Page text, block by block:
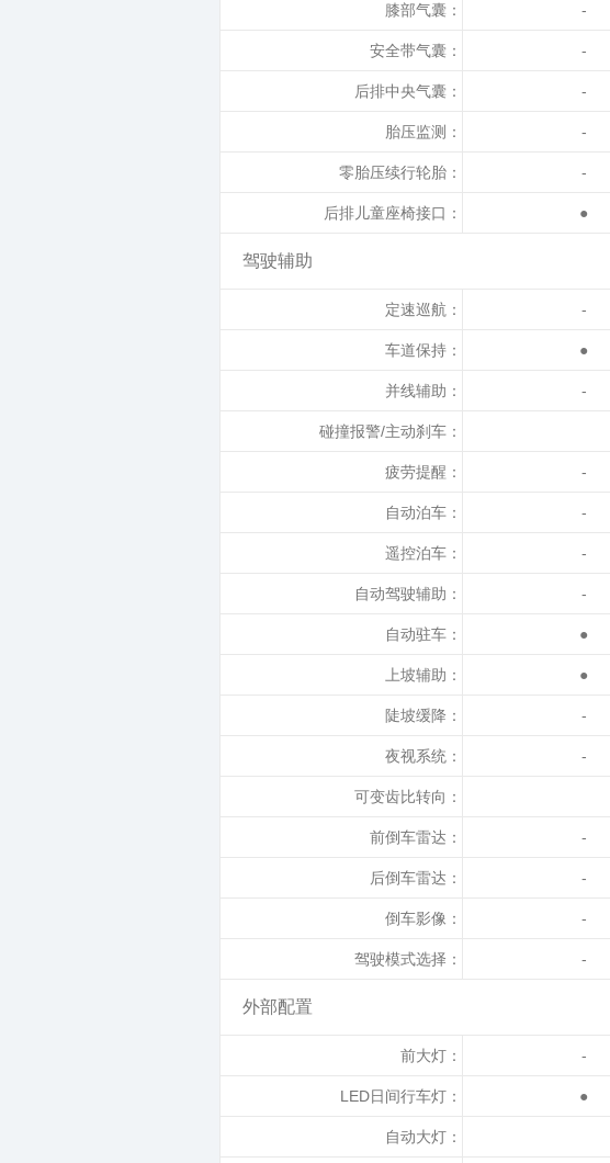
膝部气囊： -
安全带气囊： -
后排中央气囊： -
胎压监测： -
零胎压续行轮胎： -
后排儿童座椅接口： ●
驾驶辅助
定速巡航： -
车道保持： ●
并线辅助： -
碰撞报警/主动刹车：
疲劳提醒： -
自动泊车： -
遥控泊车： -
自动驾驶辅助： -
自动驻车： ●
上坡辅助： ●
陡坡缓降： -
夜视系统： -
可变齿比转向：
前倒车雷达： -
后倒车雷达： -
倒车影像： -
驾驶模式选择： -
外部配置
前大灯： -
LED日间行车灯： ●
自动大灯：